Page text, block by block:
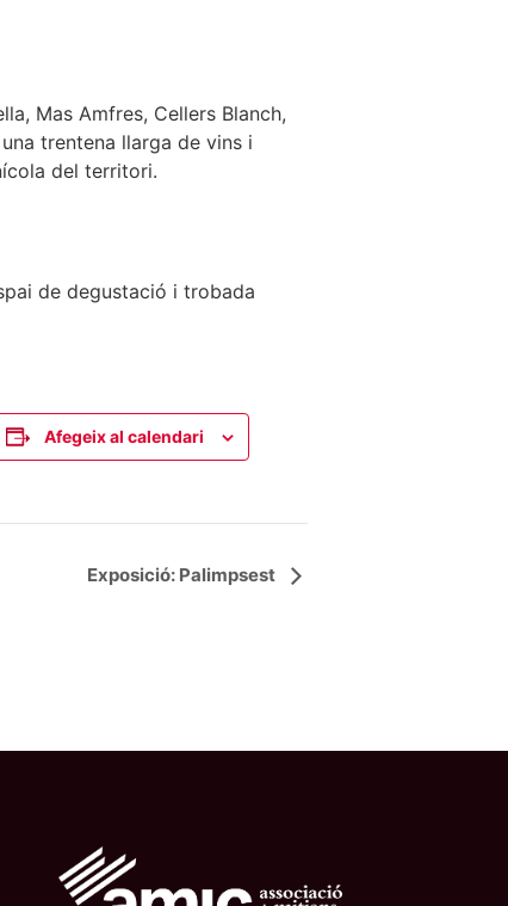
Mas Amfres, Cellers Blanch,
trentena llarga de vins i
del territori.
de degustació i trobada
Afegeix al calendari
Exposició: Palimpsest